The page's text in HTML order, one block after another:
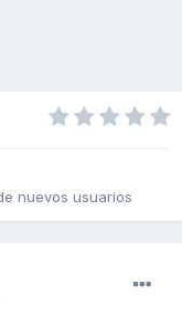
nuevos usuarios